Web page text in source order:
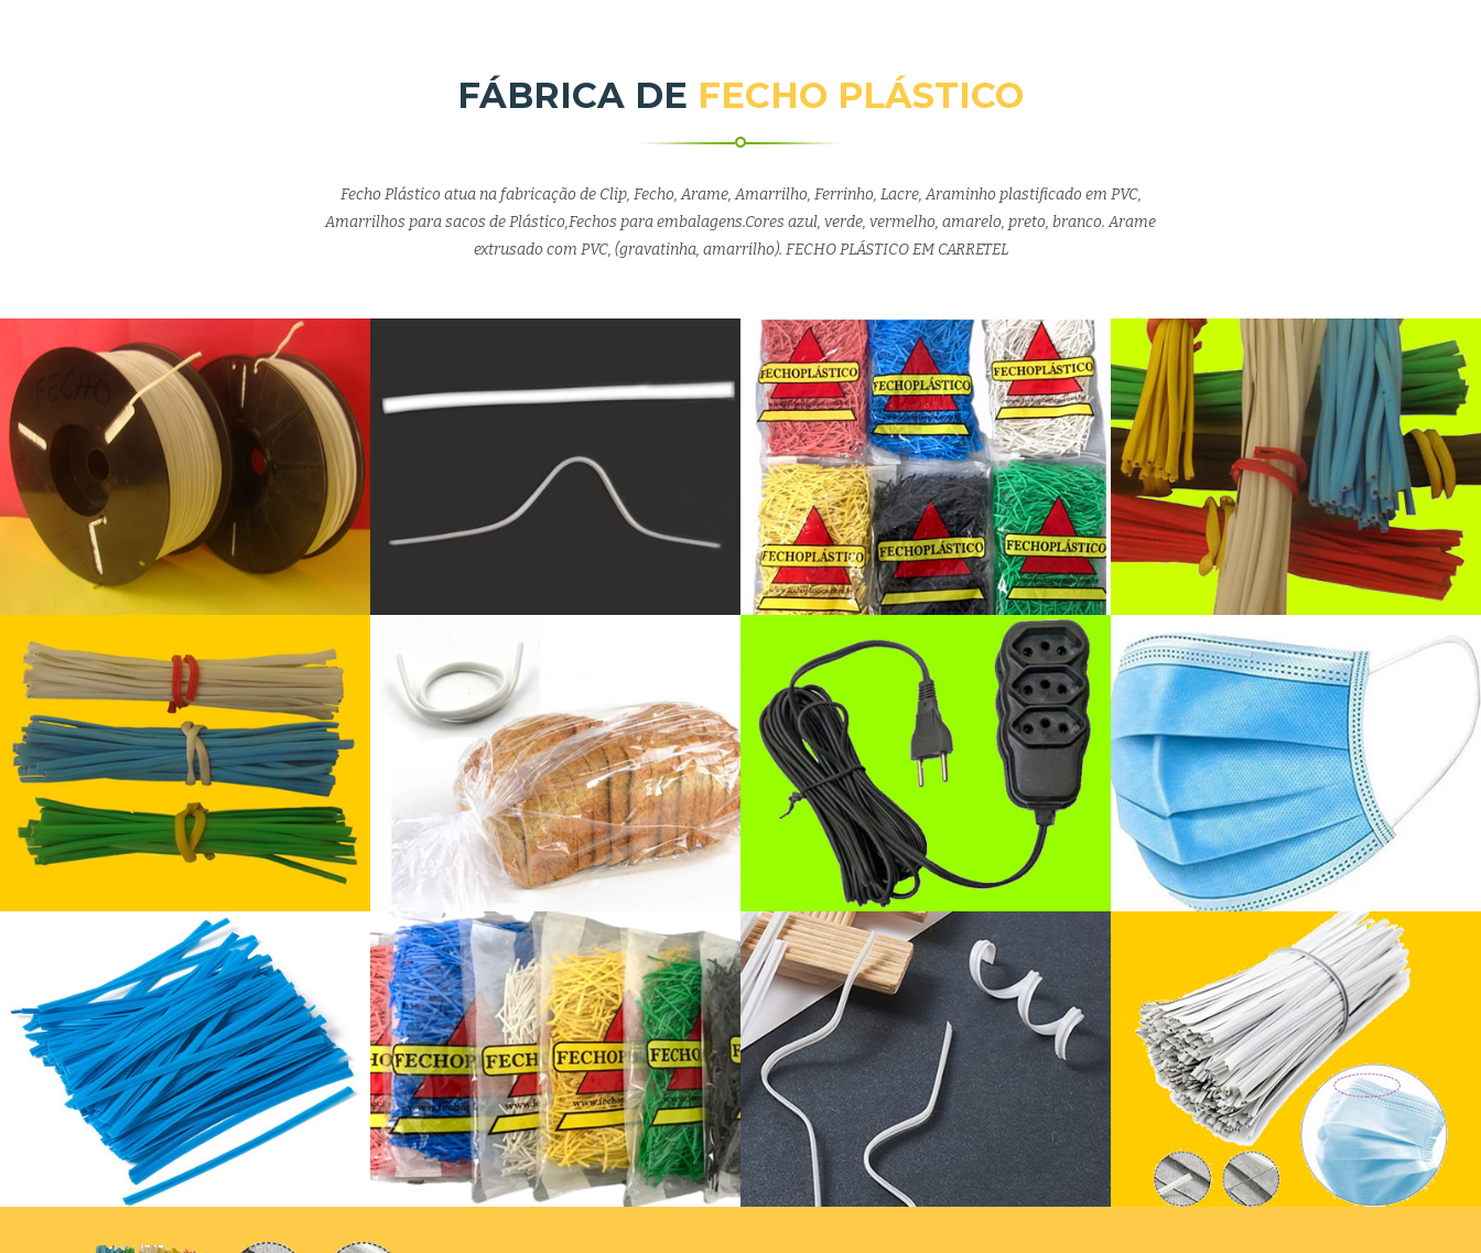
FÁBRICA DE FECHO PLÁSTICO
Fecho Plástico atua na fabricação de Clip, Fecho, Arame, Amarrilho, Ferrinho, Lacre, Araminho plastificado em PVC,
Amarrilhos para sacos de Plástico,Fechos para embalagens.Cores azul, verde, vermelho, amarelo, preto, branco. Arame
extrusado com PVC, (gravatinha, amarrilho). FECHO PLÁSTICO EM CARRETEL